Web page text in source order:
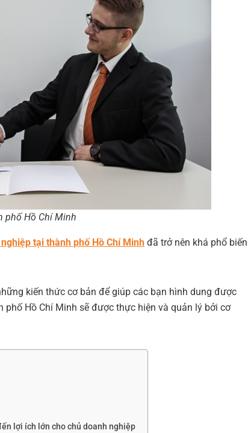
phố Hồ Chí Minh
tại thành phố Hồ Chí Minh đã trở nên khá phổ biến
kiến thức cơ bản để giúp các bạn hình dung được
Hồ Chí Minh sẽ được thực hiện và quản lý bởi cơ
lợi ích lớn cho chủ doanh nghiệp